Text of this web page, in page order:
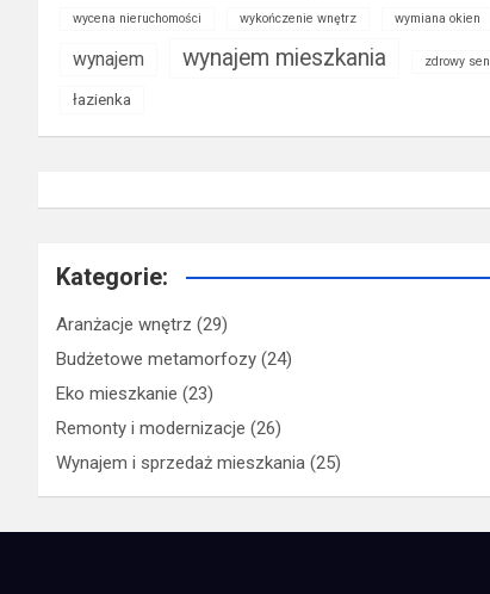
wycena nieruchomości wykończenie wnętrz wymiana okien
wynajem wynajem mieszkania zdrowy sen
łazienka
Kategorie:
Aranżacje wnętrz (29)
Budżetowe metamorfozy (24)
Eko mieszkanie (23)
Remonty i modernizacje (26)
Wynajem i sprzedaż mieszkania (25)